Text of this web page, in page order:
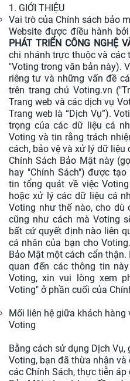
1. GIỚI THIỆU
Vai trò của Chính sách bảo
Website được điều hành bởi
PHÁT TRIỂN CÔNG NGHỆ
chi nhánh trực thuộc và
"Voting trong văn bản này).
riêng tư và những vấn đề
trên trang chủ Voting.vn
Trang web và các dịch vụ
Trang web là “Dịch Vụ”).
trọng của các dữ liệu cá
Voting và tin rằng trách
cách, bảo vệ và xử lý dữ liệu
Chính Sách Bảo Mật này
hay "Chính Sách") được
tin tổng quát về việc
hoặc xử lý các dữ liệu cá
Voting như thế nào, cho
cũng như cách mà Voting
bất cứ quyết định nào liên
cá nhân của bạn cho
Bảo Mật một cách cẩn
quan đến các thông tin
Voting, xin vui lòng xem
Voting" ở phần cuối của
Mối liên hệ giữa khách
Voting
Bằng cách sử dụng Dịch Vụ,
Voting, bạn đã thừa nhận
các Chính Sách, thực tiễn